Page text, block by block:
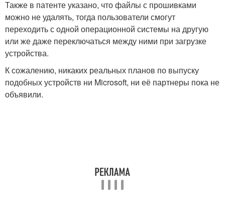
Также в патенте указано, что файлы с прошивками
можно не удалять, тогда пользователи смогут
переходить с одной операционной системы на другую
или же даже переключаться между ними при загрузке
устройства.
К сожалению, никаких реальных планов по выпуску
подобных устройств ни Microsoft, ни её партнеры пока не
объявили.